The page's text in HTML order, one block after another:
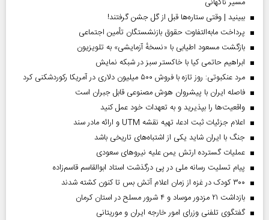
ببینید | وقتی ستاره‌ها قبل از گل جشن گرفتند!
پرداخت مابه‌التفاوت حقوق بازنشستگان تأمین اجتماعی
بازگشت مسعود اطیابی با «نسخهٔ آزمایشی» به تلویزیون
ابراهیم حاتمی کیا با خاکستر سبز در شبکه نمایش
مرد عنکبوتی: روز تازه با فروش ۵۰۰ میلیون دلاری در آمریکا رکوردشکنی کرد
فاصله ایران با پیشرو‌ان هوش مصنوعی قابل جبران است
واقعیت‌ها را بپذیرید و به تعهدات خود عمل کنید
اعلام جزئیات ثبت ادعا، تهیه نقشه UTM و ارائه مادر سند
جنگ با ایران شاید یکی از اشتباه‌های تاریخی باشد
عملیات گسترده ارتش یمن علیه نیروهای سعودی
پیام تسلیت رسانه ملی در پی درگذشت استاد ابوالقاسم قاسم‌زاده
۳۰۰ کودک در غزه از زمان اعلام آتش بس تا کنون کشته شدند
بازداشت ۲۱ مزدور موساد و ۴ شرور مسلح در استان کرمان
گفتگوی تلفنی وزرای امور خارجه ایران و موریتانی